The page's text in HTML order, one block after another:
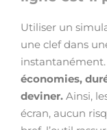
Utiliser un
une clef dans
instantanément.
économies,
deviner. Ainsi,
écran, aucun